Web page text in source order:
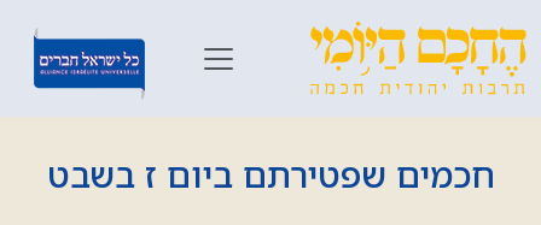
חכמים שפטירתם ביום ז בשבט